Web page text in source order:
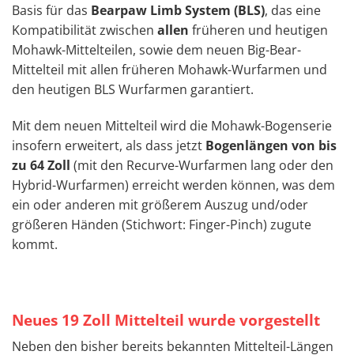
Basis für das Bearpaw Limb System (BLS), das eine
Kompatibilität zwischen allen früheren und heutigen
Mohawk-Mittelteilen, sowie dem neuen Big-Bear-
Mittelteil mit allen früheren Mohawk-Wurfarmen und
den heutigen BLS Wurfarmen garantiert.
Mit dem neuen Mittelteil wird die Mohawk-Bogenserie
insofern erweitert, als dass jetzt Bogenlängen von bis
zu 64 Zoll (mit den Recurve-Wurfarmen lang oder den
Hybrid-Wurfarmen) erreicht werden können, was dem
ein oder anderen mit größerem Auszug und/oder
größeren Händen (Stichwort: Finger-Pinch) zugute
kommt.
Neues 19 Zoll Mittelteil wurde vorgestellt
Neben den bisher bereits bekannten Mittelteil-Längen